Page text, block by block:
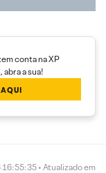
conta na XP
a sua!
• Atualizado em